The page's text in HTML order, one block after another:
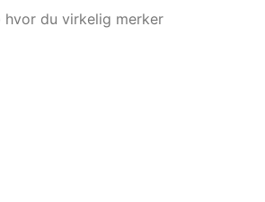
du virkelig merker